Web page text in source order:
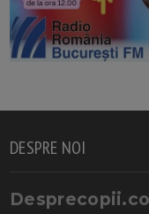
DESPRE NOI